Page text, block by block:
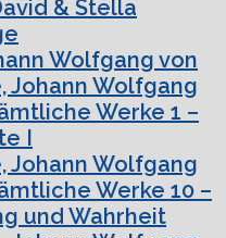
& Stella
Wolfgang von
Johann Wolfgang
Werke 1 –
I
Johann Wolfgang
Werke 10 –
und Wahrheit